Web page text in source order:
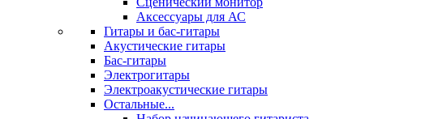
Аксессуары для АС
Гитары и бас-гитары
Акустические гитары
Бас-гитары
Электрогитары
Электроакустические гитары
Остальные...